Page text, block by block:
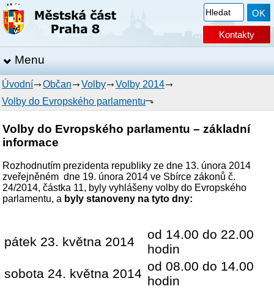
Kontakty
Menu
Úvodní Občan Volby
Volby 2014
Volby do Evropského parlamentu
Volby do Evropského parlamentu – základní
informace
Rozhodnutím prezidenta republiky ze dne 13. února 2014
zveřejněném dne 19. února 2014 ve Sbírce zákonů č.
24/2014, částka 11, byly vyhlášeny volby do Evropského
parlamentu, a byly stanoveny na tyto dny:
pátek 23. května 2014
od 14.00 do 22.00
hodin
sobota 24. května 2014
od 08.00 do 14.00
hodin